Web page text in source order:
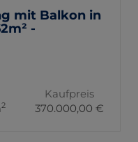
mit Balkon in
-
2
Kaufpreis
370.000,00 €